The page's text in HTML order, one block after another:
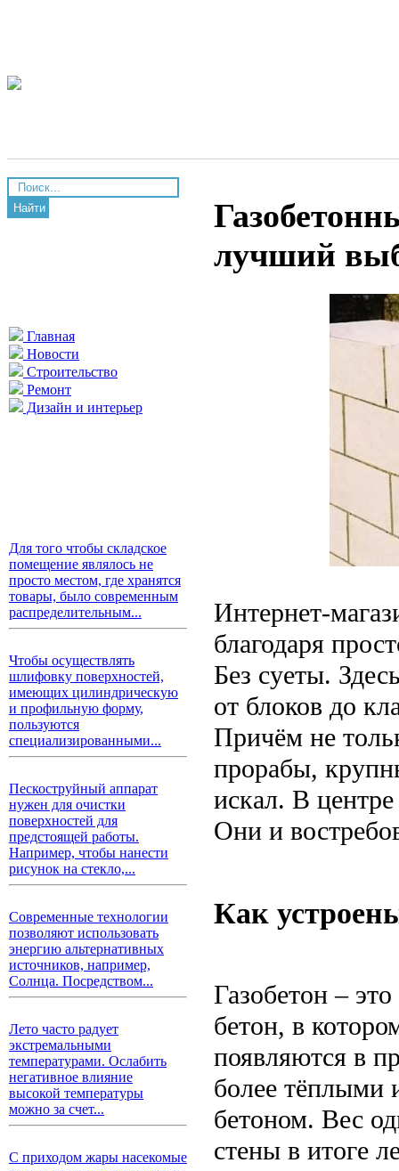
Найти
Главная
Новости
Строительство
Ремонт
Дизайн и интерьер
Для того чтобы складское
помещение являлось не
просто местом, где хранятся
товары, было современным
распределительным...
Чтобы осуществлять
шлифовку поверхностей,
имеющих цилиндрическую
и профильную форму,
пользуются
специализированными...
Пескоструйный аппарат
нужен для очистки
поверхностей для
предстоящей работы.
Например, чтобы нанести
рисунок на стекло,...
Современные технологии
позволяют использовать
энергию альтернативных
источников, например,
Солнца. Посредством...
Лето часто радует
экстремальными
температурами. Ослабить
негативное влияние
высокой температуры
можно за счет...
С приходом жары насекомые
лучший
Интернет-
благодаря
Без суеты.
от блоков до
Причём не
прорабы,
искал. В
Они и
Как
Газобетон –
бетон, в
появляются в
более тёплыми
бетоном. Вес
стены в итоге